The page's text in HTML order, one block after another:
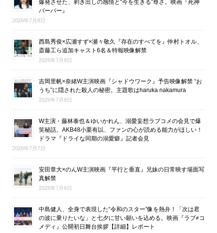
爆発させた、剥き出しの感情と“今を生きる”尊さ。映画『死神
バーバー』
2026年7月8日
西島秀俊×広瀬すず×瀬々敬久『存在のすべてを』仲村トオル、
斎藤工ら追加キャスト6名＆特報映像解禁
2026年7月8日
吉岡里帆×奈緒W主演映画『シャドウワーク』予告映像解禁 “お
うち”に隠された殺人の秘密。主題歌はharuka nakamura
2026年7月8日
W主演・藤林泰也＆ゆいかれん、溺愛妄想ラブコメの会見で爆
笑秘話。AKB48小栗有以、ファンの心が読める能力がほしい！
ドラマ『ドライな同期の溺愛癖』記者会見
2026年7月7日
安田章大×のんW主演映画『平行と垂直』兄妹の日常映す場面写
真解禁
2026年7月6日
中島健人、全身で表現した“令和のスター”像を熱弁！「次は君
の波に乗りたいな」と七夕に甘い願いを込める。映画『ラブ≠コ
メディ』公開初日舞台挨拶【詳細】レポート